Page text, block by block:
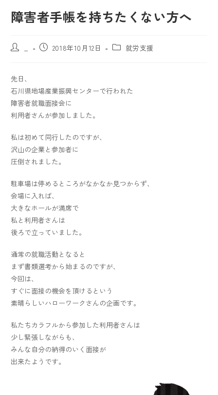
障害者手帳を持ちたくない方へ
2018年10月12日 就労支援
先日、
石川県地場産業振興センターで行われた
障害者就職面接会に
利用者さんが参加しました。
私は初めて同行したのですが、
沢山の企業と参加者に
圧倒されました。
駐車場は停めるところがなかなか見つからず、
会場に入れば、
大きなホールが満席で
私と利用者さんは
後ろで立っていました。
通常の就職活動となると
まず書類選考から始まるのですが、
今回は、
すぐに面接の機会を頂けるという
素晴らしいハローワークさんの企画です。
私たちカラフルから参加した利用者さんは
少し緊張しながらも、
みんな自分の納得のいく面接が
出来たようです。